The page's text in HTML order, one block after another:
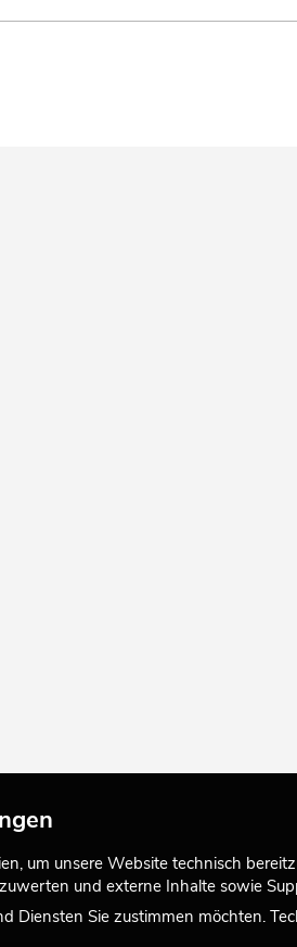
um unsere Website technisch
und externe Inhalte sowie
Diensten Sie zustimmen möchten.